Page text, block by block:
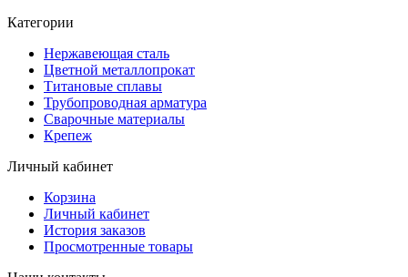
Категории
Нержавеющая сталь
Цветной металлопрокат
Титановые сплавы
Трубопроводная арматура
Сварочные материалы
Крепеж
Личный кабинет
Корзина
Личный кабинет
История заказов
Просмотренные товары